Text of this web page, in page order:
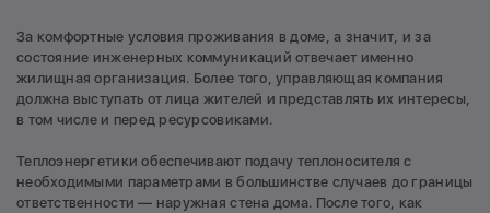
За комфортные условия проживания в доме, а значит, и за
состояние инженерных коммуникаций отвечает именно
жилищная организация. Более того, управляющая компания
должна выступать от лица жителей и представлять их интересы,
в том числе и перед ресурсовиками.
Теплоэнергетики обеспечивают подачу теплоносителя с
необходимыми параметрами в большинстве случаев до границы
ответственности — наружная стена дома. После того, как